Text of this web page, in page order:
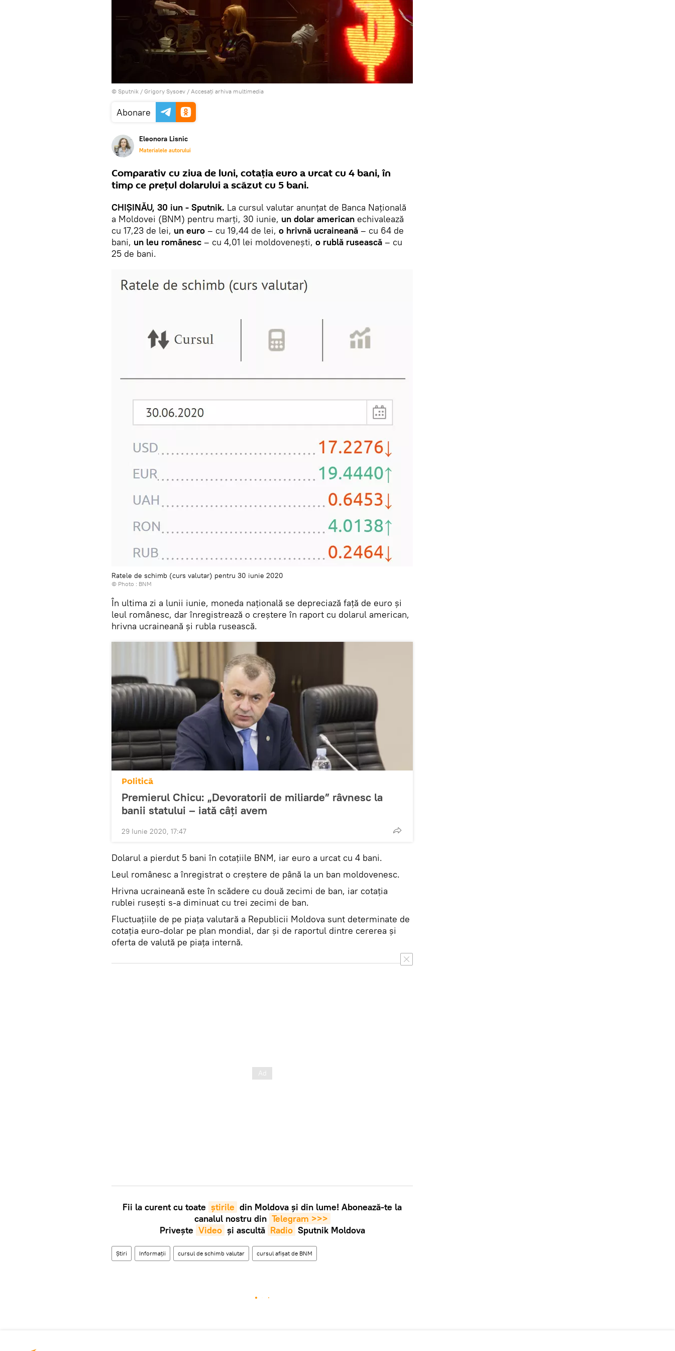
© Sputnik / Grigory Sysoev / Accesați arhiva multimedia
Abonare
Eleonora Lisnic
Materialele autorului
Comparativ cu ziua de luni, cotația euro a urcat cu 4 bani, în
timp ce prețul dolarului a scăzut cu 5 bani.
CHIȘINĂU, 30 iun - Sputnik. La cursul valutar anunțat de Banca Națională
a Moldovei (BNM) pentru marți, 30 iunie, un dolar american echivalează
cu 17,23 de lei, un euro – cu 19,44 de lei, o hrivnă ucraineană – cu 64 de
bani, un leu românesc – cu 4,01 lei moldovenești, o rublă rusească – cu
25 de bani.
Ratele de schimb (curs valutar) pentru 30 iunie 2020
© Photo : BNM
În ultima zi a lunii iunie, moneda națională se depreciază față de euro și
leul românesc, dar înregistrează o creștere în raport cu dolarul american,
hrivna ucraineană și rubla rusească.
Politică
Premierul Chicu: „Devoratorii de miliarde” râvnesc la
banii statului – iată câți avem
29 Iunie 2020, 17:47
Dolarul a pierdut 5 bani în cotațiile BNM, iar euro a urcat cu 4 bani.
Leul românesc a înregistrat o creștere de până la un ban moldovenesc.
Hrivna ucraineană este în scădere cu două zecimi de ban, iar cotația
rublei rusești s-a diminuat cu trei zecimi de ban.
Fluctuațiile de pe piața valutară a Republicii Moldova sunt determinate de
cotația euro-dolar pe plan mondial, dar și de raportul dintre cererea și
oferta de valută pe piața internă.
Fii la curent cu toate știrile din Moldova și din lume! Abonează-te la
canalul nostru din Telegram >>>
Privește Video și ascultă Radio Sputnik Moldova
Știri Informații cursul de schimb valutar cursul afișat de BNM